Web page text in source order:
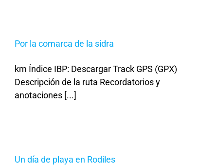
Por la comarca de la sidra
km Índice IBP: Descargar Track GPS (GPX)
Descripción de la ruta Recordatorios y
anotaciones [...]
Un día de playa en Rodiles